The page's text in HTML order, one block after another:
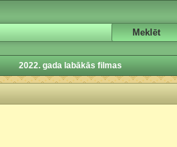
2022. gada labākās filmas